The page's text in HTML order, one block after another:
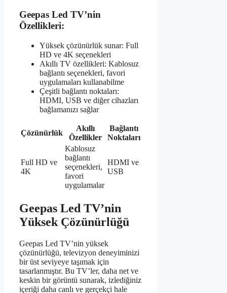
Geepas Led TV’nin
Özellikleri:
Yüksek çözünürlük sunar: Full
HD ve 4K seçenekleri
Akıllı TV özellikleri: Kablosuz
bağlantı seçenekleri, favori
uygulamaları kullanabilme
Çeşitli bağlantı noktaları:
HDMI, USB ve diğer cihazları
bağlamanızı sağlar
Çözünürlük
Akıllı
Özellikler
Bağlantı
Noktaları
Full HD ve
4K
Kablosuz
bağlantı
seçenekleri,
favori
uygulamalar
HDMI ve
USB
Geepas Led TV’nin
Yüksek Çözünürlüğü
Geepas Led TV’nin yüksek
çözünürlüğü, televizyon deneyiminizi
bir üst seviyeye taşımak için
tasarlanmıştır. Bu TV’ler, daha net ve
keskin bir görüntü sunarak, izlediğiniz
içeriği daha canlı ve gerçekçi hale